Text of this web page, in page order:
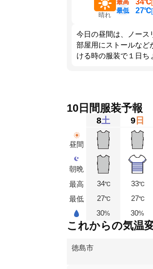
晴れ
最高 34℃[
最低 27℃[
今日の昼間は、ノース
部屋用にストールなど
ける時の服装で１日ち
10日間服装予報
昼間
朝晩
最高
最低
8土
34℃
27℃
30%
9 日
33℃
27℃
30%
これからの気温
徳島市